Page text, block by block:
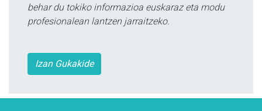
behar du tokiko informazioa euskaraz eta modu
profesionalean lantzen jarraitzeko.
Izan Gukakide